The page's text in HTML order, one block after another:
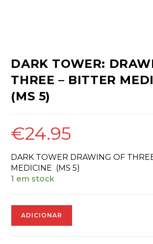
DARK TOWER:
THREE – BITTER
(MS 5)
€24.95
DARK TOWER DRAWING OF
MEDICINE (MS 5)
1 em stock
DARK
ADICIONAR